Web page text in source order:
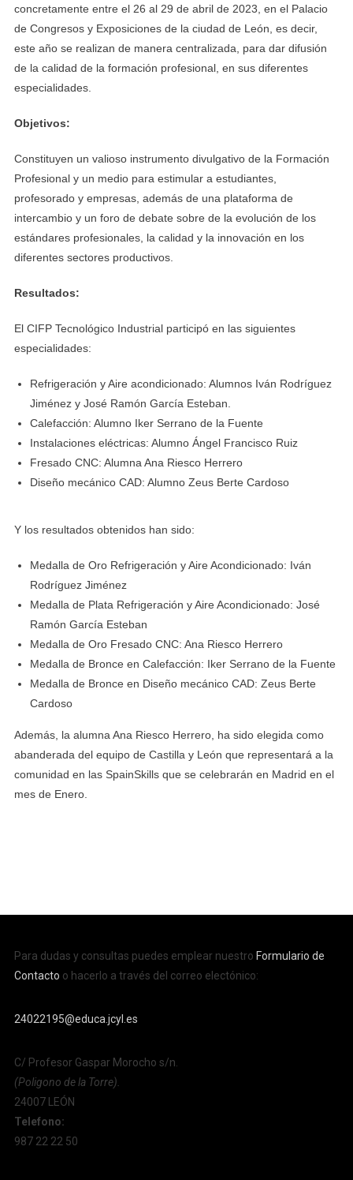
concretamente entre el 26 al 29 de abril de 2023, en el Palacio
de Congresos y Exposiciones de la ciudad de León, es decir,
este año se realizan de manera centralizada, para dar difusión
de la calidad de la formación profesional, en sus diferentes
especialidades.
Objetivos:
Constituyen un valioso instrumento divulgativo de la Formación
Profesional y un medio para estimular a estudiantes,
profesorado y empresas, además de una plataforma de
intercambio y un foro de debate sobre de la evolución de los
estándares profesionales, la calidad y la innovación en los
diferentes sectores productivos.
Resultados:
El CIFP Tecnológico Industrial participó en las siguientes
especialidades:
Refrigeración y Aire acondicionado: Alumnos Iván Rodríguez
Jiménez y José Ramón García Esteban.
Calefacción: Alumno Iker Serrano de la Fuente
Instalaciones eléctricas: Alumno Ángel Francisco Ruiz
Fresado CNC: Alumna Ana Riesco Herrero
Diseño mecánico CAD: Alumno Zeus Berte Cardoso
Y los resultados obtenidos han sido:
Medalla de Oro Refrigeración y Aire Acondicionado: Iván
Rodríguez Jiménez
Medalla de Plata Refrigeración y Aire Acondicionado: José
Ramón García Esteban
Medalla de Oro Fresado CNC: Ana Riesco Herrero
Medalla de Bronce en Calefacción: Iker Serrano de la Fuente
Medalla de Bronce en Diseño mecánico CAD: Zeus Berte
Cardoso
Además, la alumna Ana Riesco Herrero, ha sido elegida como
abanderada del equipo de Castilla y León que representará a la
comunidad en las SpainSkills que se celebrarán en Madrid en el
mes de Enero.
Para dudas y consultas puedes emplear nuestro Formulario de
Contacto o hacerlo a través del correo electónico:
24022195@educa.jcyl.es
C/ Profesor Gaspar Morocho s/n.
(Poligono de la Torre).
24007 LEÓN
Telefono:
987 22 22 50